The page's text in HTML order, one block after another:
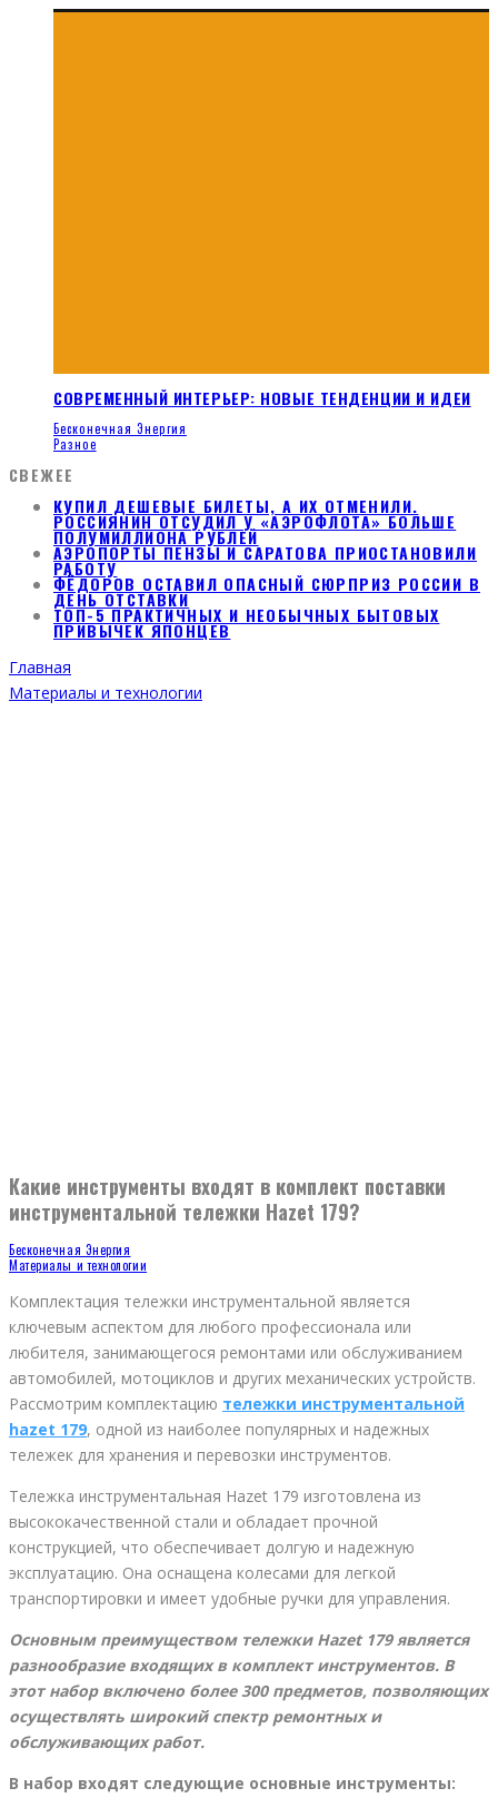
СОВРЕМЕННЫЙ ИНТЕРЬЕР: НОВЫЕ ТЕНДЕНЦИИ И ИДЕИ
Бесконечная Энергия
Разное
СВЕЖЕЕ
КУПИЛ ДЕШЕВЫЕ БИЛЕТЫ, А ИХ ОТМЕНИЛИ.
РОССИЯНИН ОТСУДИЛ У «АЭРОФЛОТА» БОЛЬШЕ
ПОЛУМИЛЛИОНА РУБЛЕЙ
АЭРОПОРТЫ ПЕНЗЫ И САРАТОВА ПРИОСТАНОВИЛИ
РАБОТУ
ФЁДОРОВ ОСТАВИЛ ОПАСНЫЙ СЮРПРИЗ РОССИИ В
ДЕНЬ ОТСТАВКИ
ТОП-5 ПРАКТИЧНЫХ И НЕОБЫЧНЫХ БЫТОВЫХ
ПРИВЫЧЕК ЯПОНЦЕВ
Главная
Материалы и технологии
Какие инструменты входят в комплект поставки
инструментальной тележки Hazet 179?
Бесконечная Энергия
Материалы и технологии
Комплектация тележки инструментальной является
ключевым аспектом для любого профессионала или
любителя, занимающегося ремонтами или обслуживанием
автомобилей, мотоциклов и других механических устройств.
Рассмотрим комплектацию тележки инструментальной
hazet 179, одной из наиболее популярных и надежных
тележек для хранения и перевозки инструментов.
Тележка инструментальная Hazet 179 изготовлена из
высококачественной стали и обладает прочной
конструкцией, что обеспечивает долгую и надежную
эксплуатацию. Она оснащена колесами для легкой
транспортировки и имеет удобные ручки для управления.
Основным преимуществом тележки Hazet 179 является
разнообразие входящих в комплект инструментов. В
этот набор включено более 300 предметов, позволяющих
осуществлять широкий спектр ремонтных и
обслуживающих работ.
В набор входят следующие основные инструменты: